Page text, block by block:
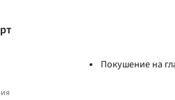
Покушение на